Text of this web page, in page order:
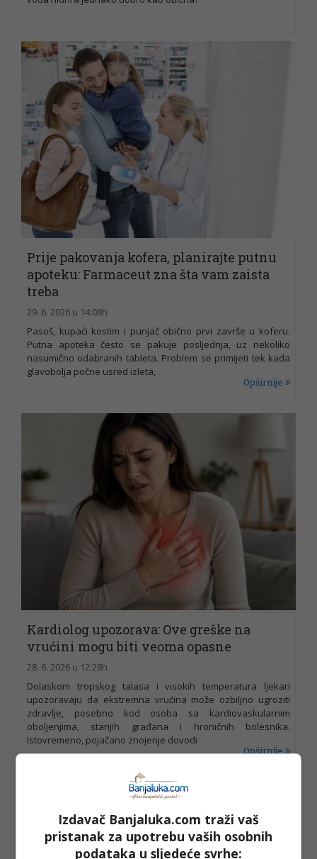
Prije pakovanja kofera, planirajte putnu
apoteku: Farmaceut zna šta vam zaista
treba
29. 6. 2026 u 14:08h
Pasoš, kupaći kostim i punjač obično prvi završe u koferu.
Putna apoteka često se pakuje posljednja, uz nekoliko
nasumično odabranih tableta. Problem se primijeti tek kada
glavobolja počne usred izleta,
Opširnije
Kardiolog upozorava: Ove greške na
vrućini mogu biti veoma opasne
28. 6. 2026 u 12:28h
Dolaskom tropskog talasa i visokih temperatura ljekari
upozoravaju da ekstremna vrućina može ozbiljno ugroziti
zdravlje, posebno kod osoba sa kardiovaskularnim
oboljenjima, starijih građana i hroničnih bolesnika.
Istovremeno, pojačano znojenje dovodi
Opširnije
Izdavač Banjaluka.com traži vaš
pristanak za upotrebu vaših osobnih
podataka u sljedeće svrhe: